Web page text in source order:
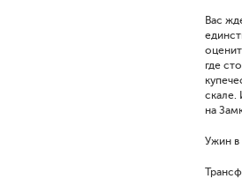
Вас
где
скале.
на
Ужин в